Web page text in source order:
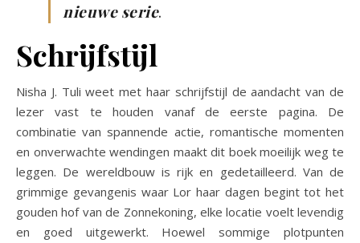
nieuwe serie.
Schrijfstijl
Nisha J. Tuli weet met haar schrijfstijl de aandacht van de
lezer vast te houden vanaf de eerste pagina. De
combinatie van spannende actie, romantische momenten
en onverwachte wendingen maakt dit boek moeilijk weg te
leggen. De wereldbouw is rijk en gedetailleerd. Van de
grimmige gevangenis waar Lor haar dagen begint tot het
gouden hof van de Zonnekoning, elke locatie voelt levendig
en goed uitgewerkt. Hoewel sommige plotpunten